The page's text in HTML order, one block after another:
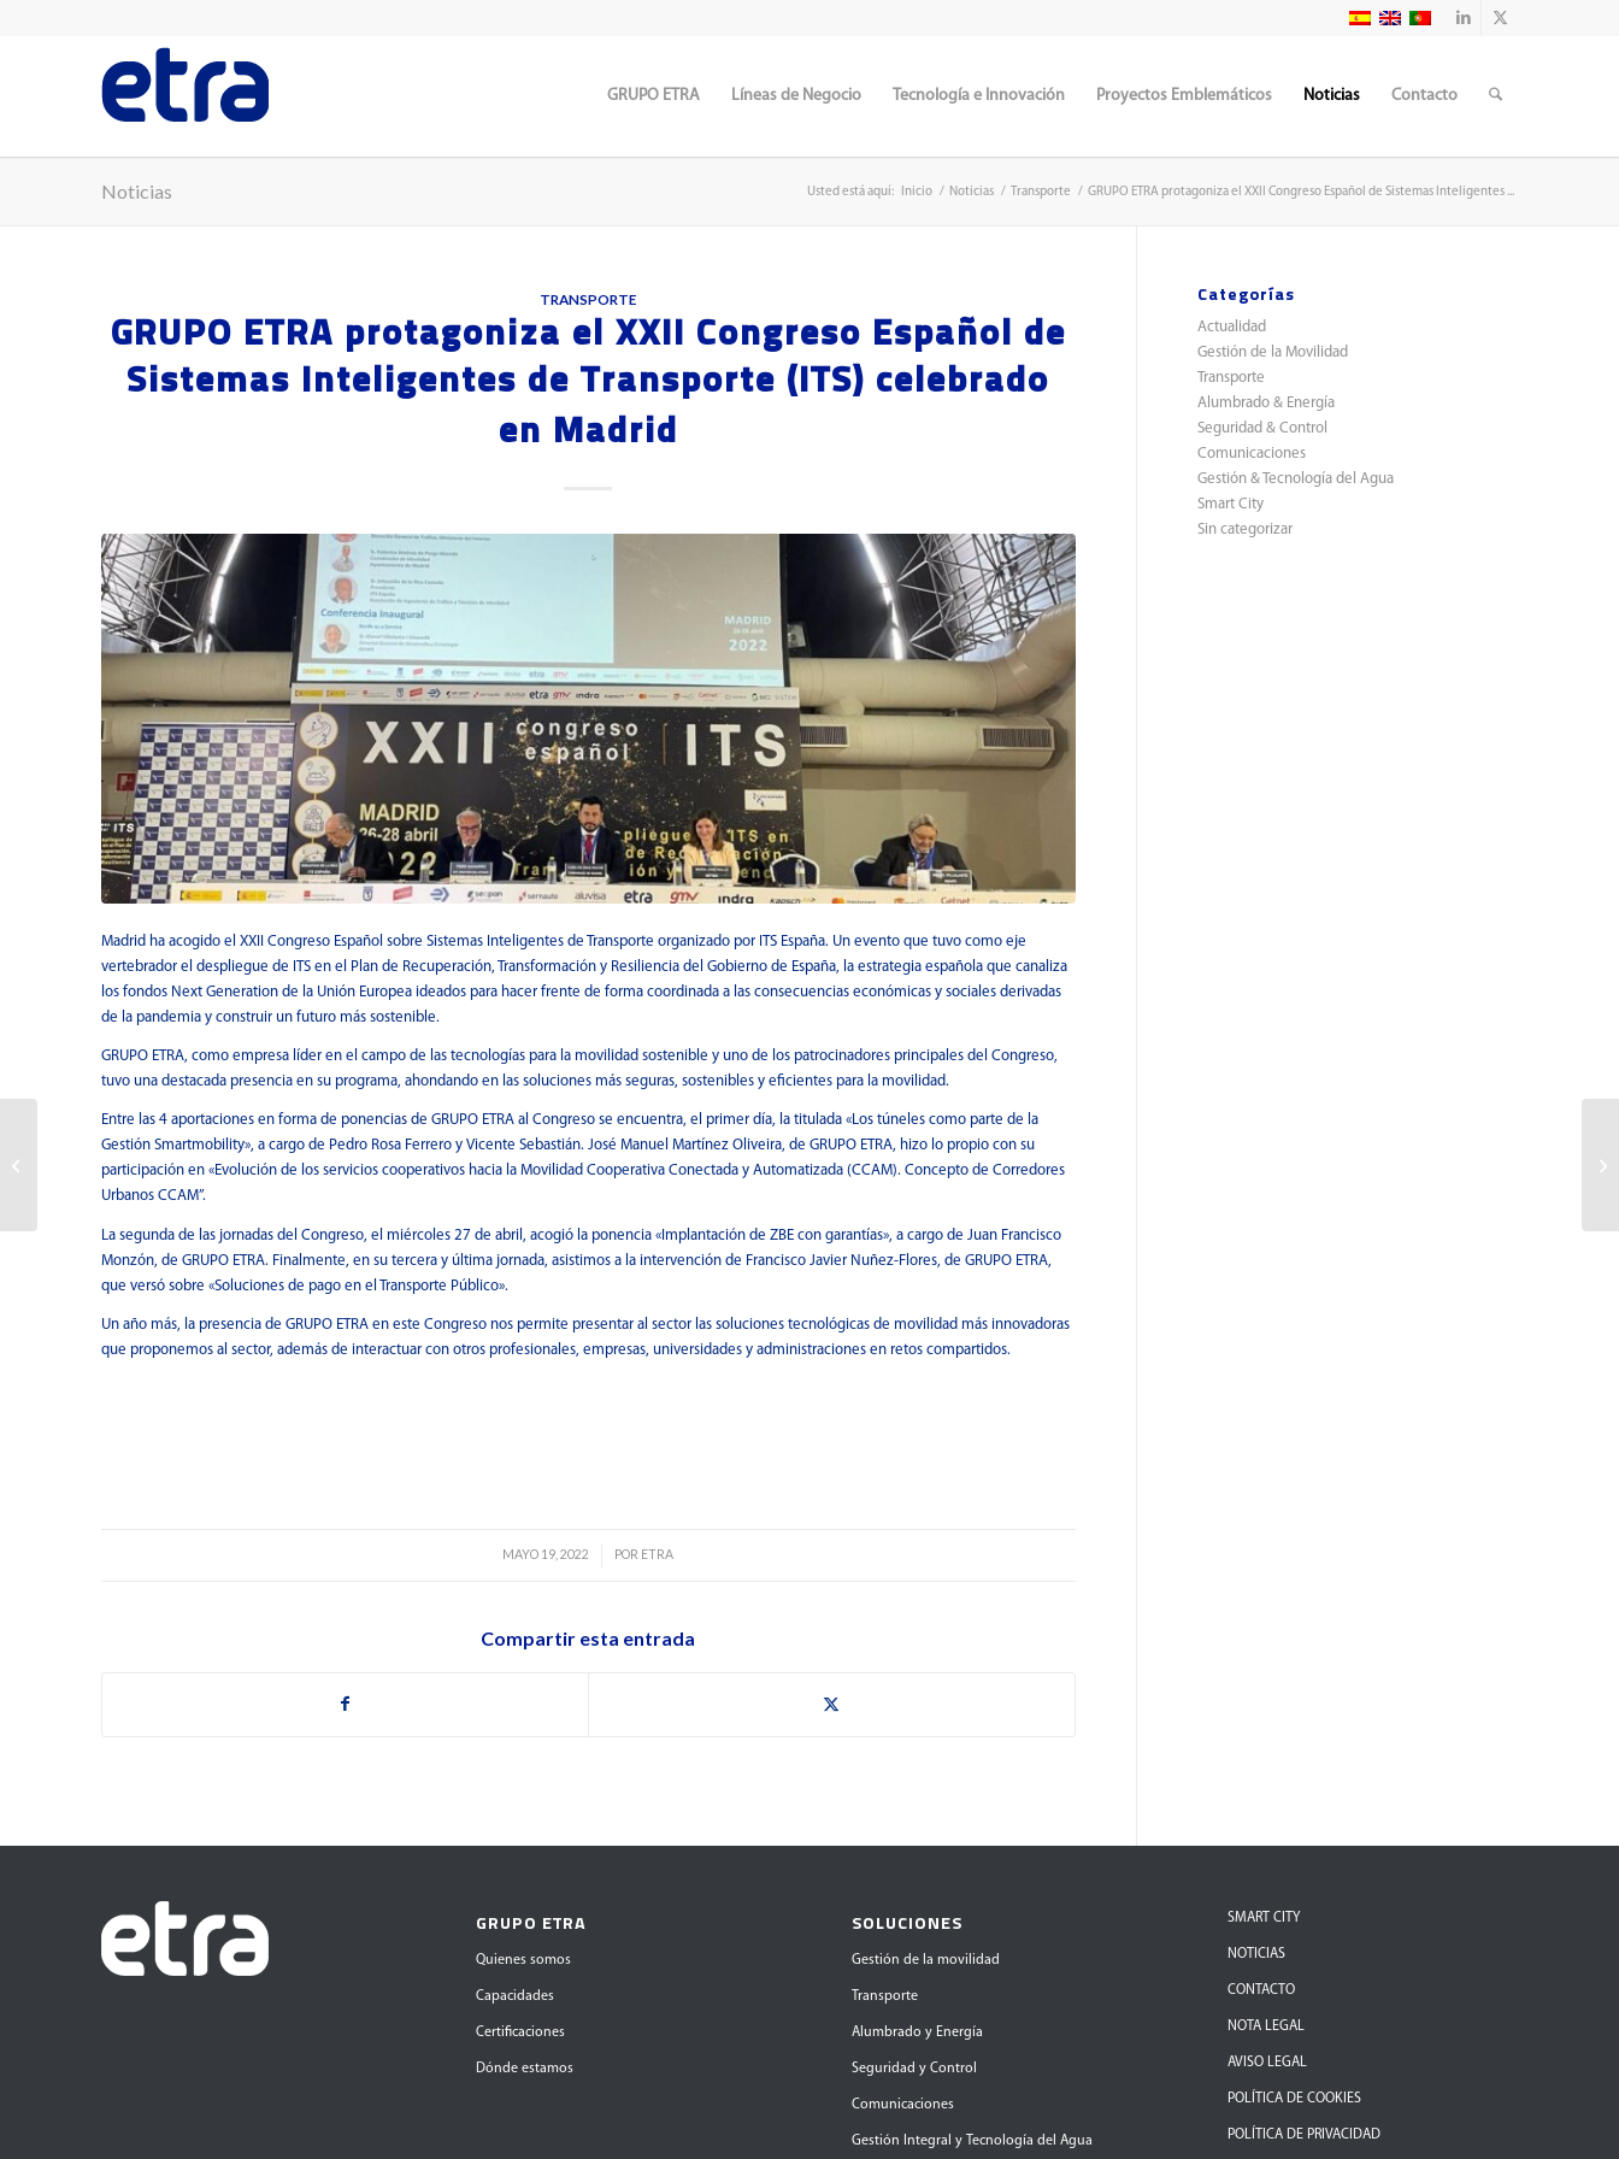
GRUPO ETRA Líneas de Negocio Tecnología e Innovación Proyectos Emblemáticos Noticias Contacto
Noticias Usted está aquí: Inicio / Noticias / Transporte / GRUPO ETRA protagoniza el XXII Congreso Español de Sistemas Inteligentes ...
TRANSPORTE
GRUPO ETRA protagoniza el XXII Congreso Español de
Sistemas Inteligentes de Transporte (ITS) celebrado
en Madrid
Madrid ha acogido el XXII Congreso Español sobre Sistemas Inteligentes de Transporte organizado por ITS España. Un evento que tuvo como eje
vertebrador el despliegue de ITS en el Plan de Recuperación, Transformación y Resiliencia del Gobierno de España, la estrategia española que canaliza
los fondos Next Generation de la Unión Europea ideados para hacer frente de forma coordinada a las consecuencias económicas y sociales derivadas
de la pandemia y construir un futuro más sostenible.
GRUPO ETRA, como empresa líder en el campo de las tecnologías para la movilidad sostenible y uno de los patrocinadores principales del Congreso,
tuvo una destacada presencia en su programa, ahondando en las soluciones más seguras, sostenibles y eficientes para la movilidad.
Entre las 4 aportaciones en forma de ponencias de GRUPO ETRA al Congreso se encuentra, el primer día, la titulada «Los túneles como parte de la
Gestión Smartmobility», a cargo de Pedro Rosa Ferrero y Vicente Sebastián. José Manuel Martínez Oliveira, de GRUPO ETRA, hizo lo propio con su
participación en «Evolución de los servicios cooperativos hacia la Movilidad Cooperativa Conectada y Automatizada (CCAM). Concepto de Corredores
Urbanos CCAM”.
La segunda de las jornadas del Congreso, el miércoles 27 de abril, acogió la ponencia «Implantación de ZBE con garantías», a cargo de Juan Francisco
Monzón, de GRUPO ETRA. Finalmente, en su tercera y última jornada, asistimos a la intervención de Francisco Javier Nuñez-Flores, de GRUPO ETRA,
que versó sobre «Soluciones de pago en el Transporte Público».
Un año más, la presencia de GRUPO ETRA en este Congreso nos permite presentar al sector las soluciones tecnológicas de movilidad más innovadoras
que proponemos al sector, además de interactuar con otros profesionales, empresas, universidades y administraciones en retos compartidos.
MAYO 19, 2022
/ POR ETRA
Compartir esta entrada
Categorías
Actualidad
Gestión de la Movilidad
Transporte
Alumbrado & Energía
Seguridad & Control
Comunicaciones
Gestión & Tecnología del Agua
Smart City
Sin categorizar
GRUPO ETRA
Quienes somos
Capacidades
Certificaciones
Dónde estamos
SOLUCIONES
Gestión de la movilidad
Transporte
Alumbrado y Energía
Seguridad y Control
Comunicaciones
Gestión Integral y Tecnología del Agua
SMART CITY
NOTICIAS
CONTACTO
NOTA LEGAL
AVISO LEGAL
POLÍTICA DE COOKIES
POLÍTICA DE PRIVACIDAD
GRUPO ETRA participa en
Intertraffic Amsterdam